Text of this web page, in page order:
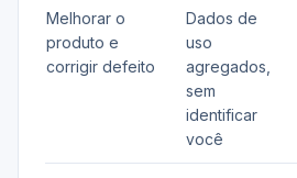
Melhorar o
produto e
corrigir defeito
Dados de
uso
agregados,
sem
identificar
você